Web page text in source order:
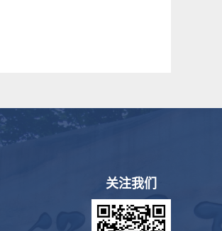
关注我们